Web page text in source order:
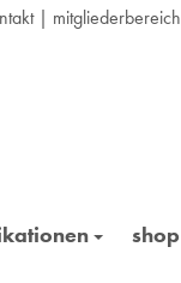
| mitgliederbereich
shop